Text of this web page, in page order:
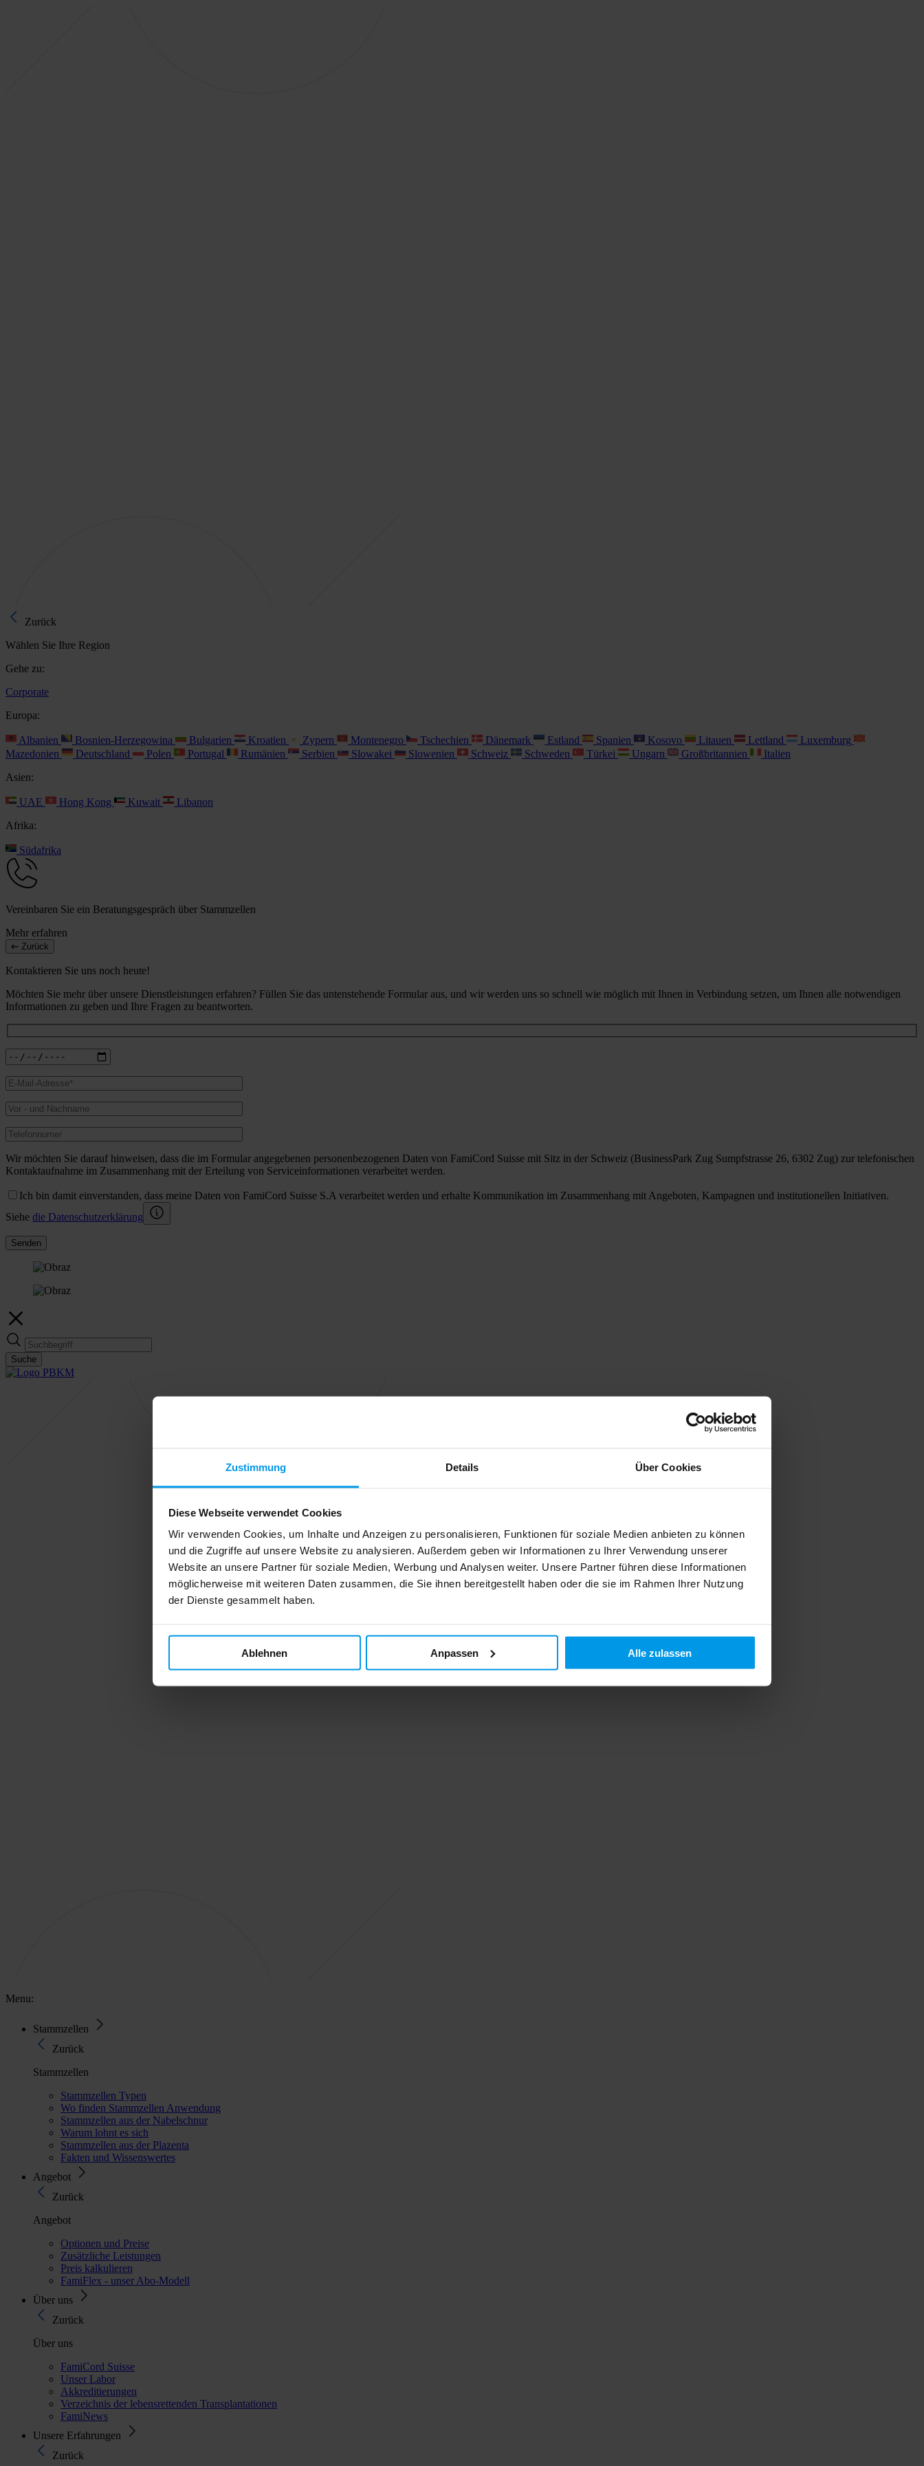
Zustimmung Details Über Cookies
Diese Webseite verwendet Cookies
Wir verwenden Cookies, um Inhalte und Anzeigen zu personalisieren, Funktionen für soziale Medien anbieten zu können
und die Zugriffe auf unsere Website zu analysieren. Außerdem geben wir Informationen zu Ihrer Verwendung unserer
Website an unsere Partner für soziale Medien, Werbung und Analysen weiter. Unsere Partner führen diese Informationen
möglicherweise mit weiteren Daten zusammen, die Sie ihnen bereitgestellt haben oder die sie im Rahmen Ihrer Nutzung
der Dienste gesammelt haben.
Ablehnen Anpassen Alle zulassen
Zurück
Wählen Sie Ihre Region
Gehe zu:
Corporate
Europa:
Albanien Bosnien-Herzegowina Bulgarien Kroatien Zypern Montenegro Tschechien Dänemark Estland Spanien Kosovo Litauen Lettland
Luxemburg
Mazedonien
Deutschland Polen Portugal Rumänien Serbien Slowakei Slowenien Schweiz Schweden Türkei Ungarn Großbritannien
Italien
Asien:
UAE Hong Kong Kuwait
Libanon
Afrika:
Südafrika
Vereinbaren Sie ein Beratungsgespräch über Stammzellen
Mehr erfahren
Zurück
Kontaktieren Sie uns noch heute!
Möchten Sie mehr über unsere Dienstleistungen erfahren? Füllen Sie das untenstehende Formular aus, und wir werden uns so schnell wie möglich mit Ihnen in Verbindung setzen, um Ihnen alle notwendigen
Informationen zu geben und Ihre Fragen zu beantworten.
Wir möchten Sie darauf hinweisen, dass die im Formular angegebenen personenbezogenen Daten von FamiCord Suisse mit Sitz in der Schweiz (BusinessPark Zug Sumpfstrasse 26, 6302 Zug) zur telefonischen
Kontaktaufnahme im Zusammenhang mit der Erteilung von Serviceinformationen verarbeitet werden.
Ich bin damit einverstanden, dass meine Daten von FamiCord Suisse S.A verarbeitet werden und erhalte Kommunikation im Zusammenhang mit Angeboten, Kampagnen und institutionellen Initiativen.
Siehe die Datenschutzerklärung
Senden
Suche
Menu:
Stammzellen
Zurück
Stammzellen
Stammzellen Typen
Wo finden Stammzellen Anwendung
Stammzellen aus der Nabelschnur
Warum lohnt es sich
Stammzellen aus der Plazenta
Fakten und Wissenswertes
Angebot
Zurück
Angebot
Optionen und Preise
Zusätzliche Leistungen
Preis kalkulieren
FamiFlex - unser Abo-Modell
Über uns
Zurück
Über uns
FamiCord Suisse
Unser Labor
Akkreditierungen
Verzeichnis der lebensrettenden Transplantationen
FamiNews
Unsere Erfahrungen
Zurück